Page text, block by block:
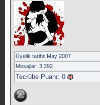
Üyelik tarihi: May 2007
Mesajlar: 3.392
Tecrübe Puanı: 0